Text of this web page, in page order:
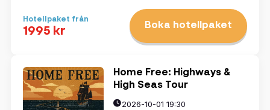
Hotellpaket från
1995 kr Boka hotellpaket
Home Free: Highways &
High Seas Tour
2026-10-01 19:30